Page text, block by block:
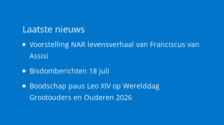
Laatste nieuws
Voorstelling NAR levensverhaal van Franciscus van
Assisi
Bisdomberichten 18 juli
Boodschap paus Leo XIV op Werelddag
Grootouders en Ouderen 2026